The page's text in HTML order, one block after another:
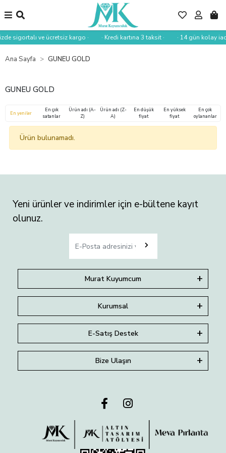
sigortalı ve ücretsiz kargo · · Kredi kartına 3 taksit · · 14 gün kolay
Ana Sayfa GUNEU GOLD
GUNEU GOLD
En yeniler
En çok
satanlar
Ürün adı (A-
Z)
Ürün adı (Z-
A)
En düşük
fiyat
En yüksek
fiyat
En çok
oylananlar
Ürün bulunamadı.
Yeni ürünler ve indirimler için e-bültene kayıt
olunuz.
Murat Kuyumcum
Kurumsal
E-Satış Destek
Bize Ulaşın